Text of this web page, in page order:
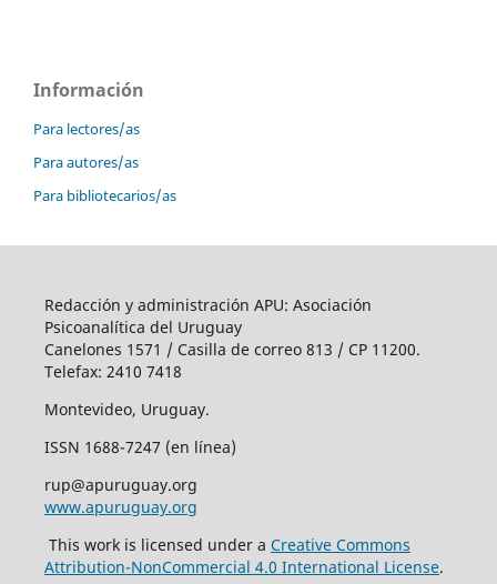
Información
Para lectores/as
Para autores/as
Para bibliotecarios/as
Redacción y administración APU: Asociación
Psicoanalítica del Uruguay
Canelones 1571 / Casilla de correo 813 / CP 11200.
Telefax: 2410 7418
Montevideo, Uruguay.
ISSN 1688-7247 (en línea)
rup@apuruguay.org
www.apuruguay.org
This work is licensed under a Creative Commons
Attribution-NonCommercial 4.0 International License.